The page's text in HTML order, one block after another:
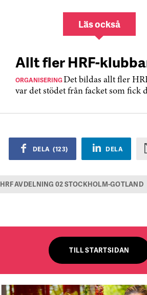
Läs också
Allt fler HRF-
ORGANISERINGDet bildas allt fler
var det stödet från facket som fick
DELA (123) DELA
HRF AVDELNING 02 STOCKHOLM-GOTLAND
TILL STARTSIDAN